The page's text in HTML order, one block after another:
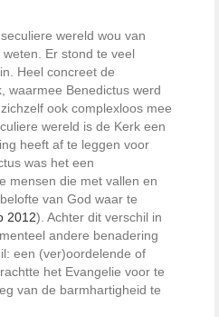
wereld wou van
weten. Er stond te veel
Heel concreet de
waarmee Benedictus werd
ook complexloos mee
wereld is de Kerk een
heeft af te leggen voor
was het een
mensen die met vallen en
van God waar te
2012). Achter dit verschil in
andere benadering
een (ver)oordelende of
het Evangelie voor te
van de barmhartigheid te